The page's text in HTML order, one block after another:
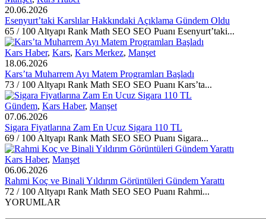
20.06.2026
Esenyurt’taki Karslılar Hakkındaki Açıklama Gündem Oldu
65 / 100 Altyapı Rank Math SEO SEO Puanı Esenyurt’taki...
Kars Haber, Kars, Kars Merkez, Manşet
18.06.2026
Kars’ta Muharrem Ayı Matem Programları Başladı
73 / 100 Altyapı Rank Math SEO SEO Puanı Kars’ta...
Gündem, Kars Haber, Manşet
07.06.2026
Sigara Fiyatlarına Zam En Ucuz Sigara 110 TL
69 / 100 Altyapı Rank Math SEO SEO Puanı Sigara...
Kars Haber, Manşet
06.06.2026
Rahmi Koç ve Binali Yıldırım Görüntüleri Gündem Yarattı
72 / 100 Altyapı Rank Math SEO SEO Puanı Rahmi...
YORUMLAR